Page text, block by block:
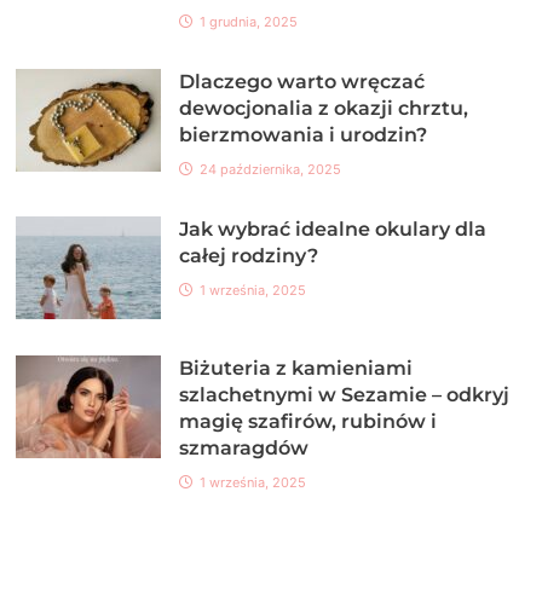
1 grudnia, 2025
Dlaczego warto wręczać
dewocjonalia z okazji chrztu,
bierzmowania i urodzin?
24 października, 2025
Jak wybrać idealne okulary dla
całej rodziny?
1 września, 2025
Biżuteria z kamieniami
szlachetnymi w Sezamie – odkryj
magię szafirów, rubinów i
szmaragdów
1 września, 2025